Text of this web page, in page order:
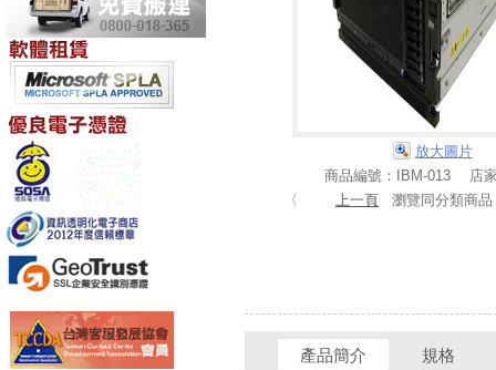
放大圖片
商品編號：IBM-013 店
〈
上一頁 瀏覽同分類商
產品簡介 規格